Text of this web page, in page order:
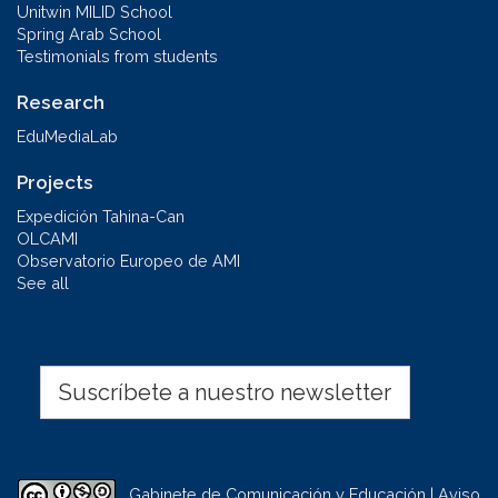
Unitwin MILID School
Spring Arab School
Testimonials from students
Research
EduMediaLab
Projects
Expedición Tahina-Can
OLCAMI
Observatorio Europeo de AMI
See all
Suscríbete a nuestro newsletter
Gabinete de Comunicación y Educación | Aviso